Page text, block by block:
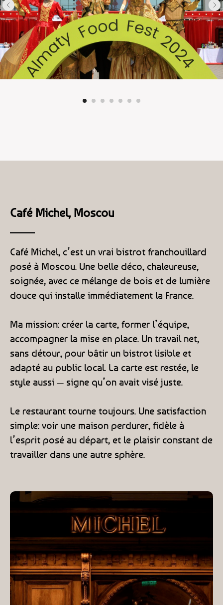
Café Michel, Moscou
Café Michel, c’est un vrai bistrot franchouillard
posé à Moscou. Une belle déco, chaleureuse,
soignée, avec ce mélange de bois et de lumière
douce qui installe immédiatement la France.
Ma mission: créer la carte, former l’équipe,
accompagner la mise en place. Un travail net,
sans détour, pour bâtir un bistrot lisible et
adapté au public local. La carte est restée, le
style aussi — signe qu’on avait visé juste.
Le restaurant tourne toujours. Une satisfaction
simple: voir une maison perdurer, fidèle à
l’esprit posé au départ, et le plaisir constant de
travailler dans une autre sphère.